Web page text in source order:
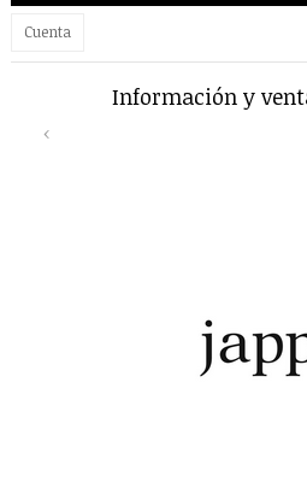
Cuenta
Información y
‹